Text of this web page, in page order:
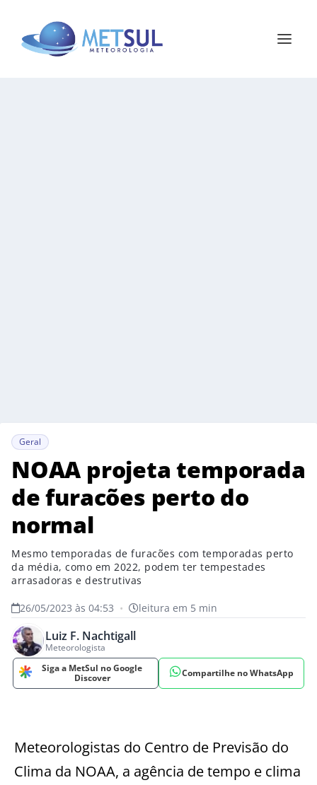
Geral
NOAA projeta temporada
de furacões perto do
normal
Mesmo temporadas de furacões com temporadas perto
da média, como em 2022, podem ter tempestades
arrasadoras e destrutivas
26/05/2023 às 04:53 • leitura em 5 min
Luiz F. Nachtigall
Meteorologista
Siga a MetSul no Google
Discover
Compartilhe no WhatsApp
Meteorologistas do Centro de Previsão do
Clima da NOAA, a agência de tempo e clima